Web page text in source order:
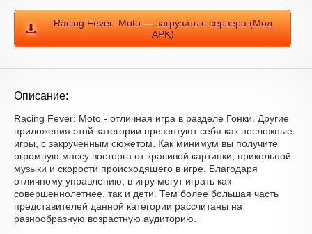
Racing Fever: Moto — загрузить с сервера (Мод
APK)
Описание:
Racing Fever: Moto - отличная игра в разделе Гонки. Другие
приложения этой категории презентуют себя как несложные
игры, с закрученным сюжетом. Как минимум вы получите
огромную массу восторга от красивой картинки, прикольной
музыки и скорости происходящего в игре. Благодаря
отличному управлению, в игру могут играть как
совершеннолетнее, так и дети. Тем более большая часть
представителей данной категории рассчитаны на
разнообразную возрастную аудиторию.